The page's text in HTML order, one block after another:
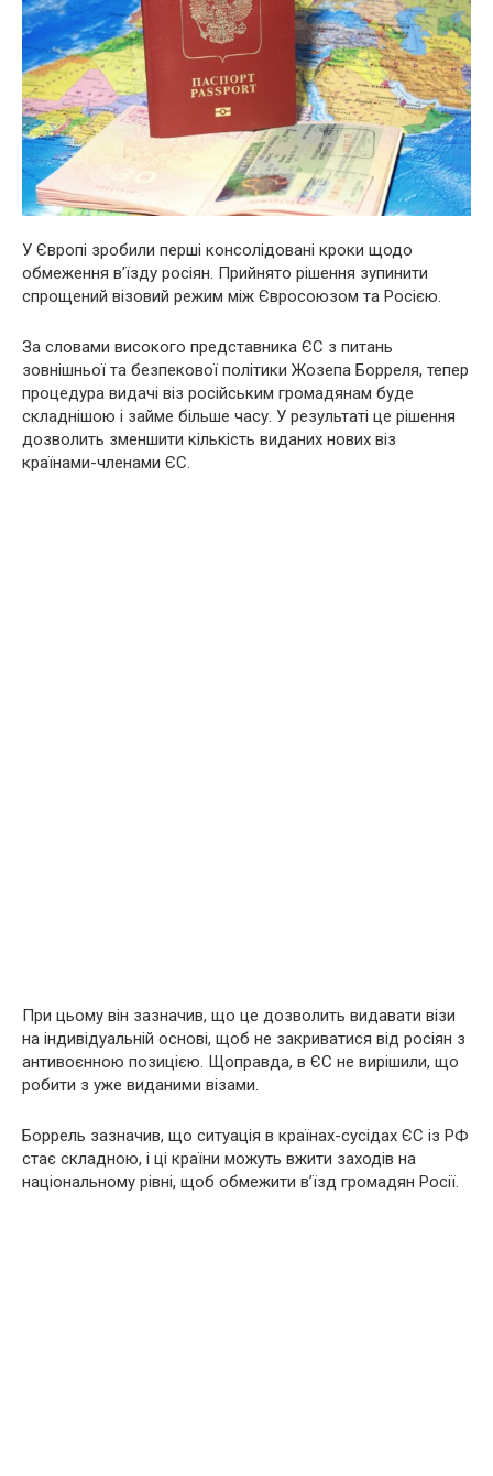
У Європі зробили перші консолідовані кроки щодо
обмеження в’їзду росіян. Прийнято рішення зупинити
спрощений візовий режим між Євросоюзом та Росією.
За словами високого представника ЄС з питань
зовнішньої та безпекової політики Жозепа Борреля, тепер
процедура видачі віз російським громадянам буде
складнішою і займе більше часу. У результаті це рішення
дозволить зменшити кількість виданих нових віз
країнами-членами ЄС.
При цьому він зазначив, що це дозволить видавати візи
на індивідуальній основі, щоб не закриватися від росіян з
антивоєнною позицією. Щоправда, в ЄС не вирішили, що
робити з уже виданими візами.
Боррель зазначив, що ситуація в країнах-сусідах ЄС із РФ
стає складною, і ці країни можуть вжити заходів на
національному рівні, щоб обмежити в’їзд громадян Росії.